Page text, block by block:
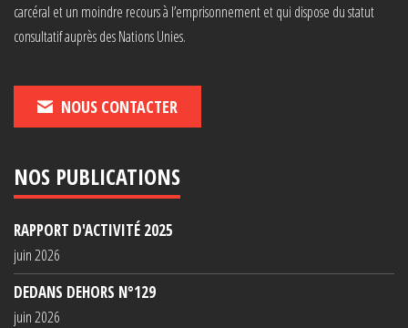
carcéral et un moindre recours à l’emprisonnement et qui dispose du statut
consultatif auprès des Nations Unies.
NOUS CONTACTER
NOS PUBLICATIONS
RAPPORT D'ACTIVITÉ 2025
juin 2026
DEDANS DEHORS N°129
juin 2026